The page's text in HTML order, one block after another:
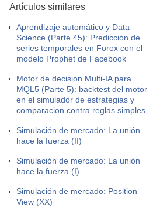
Artículos similares
Aprendizaje automático y Data
Science (Parte 45): Predicción de
series temporales en Forex con el
modelo Prophet de Facebook
Motor de decision Multi-IA para
MQL5 (Parte 5): backtest del motor
en el simulador de estrategias y
comparacion contra reglas simples.
Simulación de mercado: La unión
hace la fuerza (II)
Simulación de mercado: La unión
hace la fuerza (I)
Simulación de mercado: Position
View (XX)